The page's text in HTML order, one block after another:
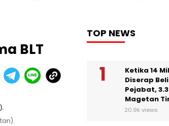
BLT
TOP NEWS
Ketika 14
Diserap
Pejabat,
Magetan
20.9k views